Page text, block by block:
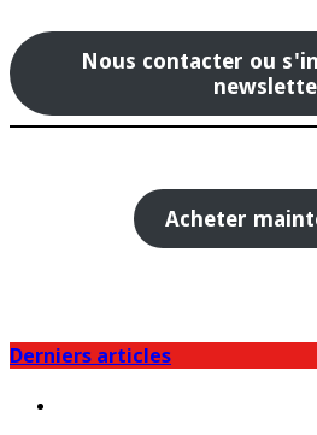
Nous contacter ou
Acheter
Derniers articles